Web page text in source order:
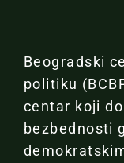
Beogradski
politiku
centar koji
bezbednosti